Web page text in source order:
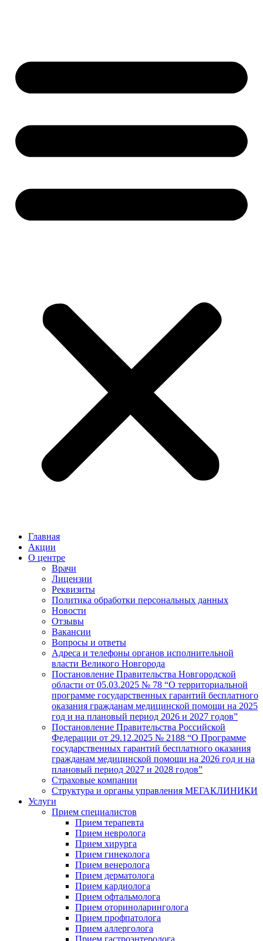
Главная
Акции
О центре
Врачи
Лицензии
Реквизиты
Политика обработки персональных данных
Новости
Отзывы
Вакансии
Вопросы и ответы
Адреса и телефоны органов исполнительной
власти Великого Новгорода
Постановление Правительства Новгородской
области от 05.03.2025 № 78 “О территориальной
программе государственных гарантий бесплатного
оказания гражданам медицинской помощи на 2025
год и на плановый период 2026 и 2027 годов”
Постановление Правительства Российской
Федерации от 29.12.2025 № 2188 “О Программе
государственных гарантий бесплатного оказания
гражданам медицинской помощи на 2026 год и на
плановый период 2027 и 2028 годов”
Страховые компании
Структура и органы управления МЕГАКЛИНИКИ
Услуги
Прием специалистов
Прием терапевта
Прием невролога
Прием хирурга
Прием гинеколога
Прием венеролога
Прием дерматолога
Прием кардиолога
Прием офтальмолога
Прием оториноларинголога
Прием профпатолога
Прием аллерголога